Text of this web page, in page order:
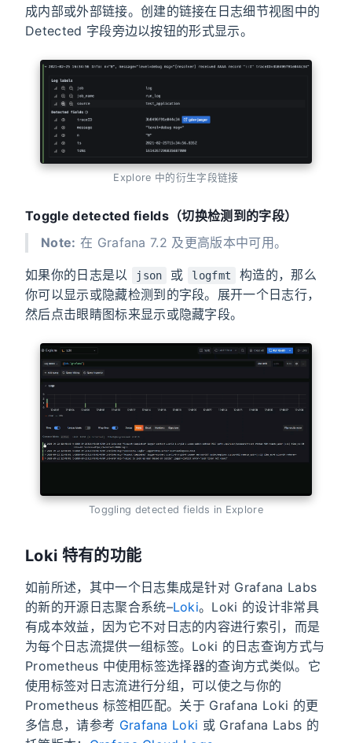
成内部或外部链接。创建的链接在日志细节视图中的
Detected 字段旁边以按钮的形式显示。
Explore 中的衍生字段链接
Toggle detected fields（切换检测到的字段）
Note: 在 Grafana 7.2 及更高版本中可用。
如果你的日志是以 json 或 logfmt
构造的，那么
你可以显示或隐藏检测到的字段。展开一个日志行，
然后点击眼睛图标来显示或隐藏字段。
Toggling detected fields in Explore
Loki 特有的功能
如前所述，其中一个日志集成是针对 Grafana Labs
的新的开源日志聚合系统–Loki。Loki 的设计非常具
有成本效益，因为它不对日志的内容进行索引，而是
为每个日志流提供一组标签。Loki 的日志查询方式与
Prometheus 中使用标签选择器的查询方式类似。它
使用标签对日志流进行分组，可以使之与你的
Prometheus 标签相匹配。关于 Grafana Loki 的更
多信息，请参考 Grafana Loki 或 Grafana Labs 的